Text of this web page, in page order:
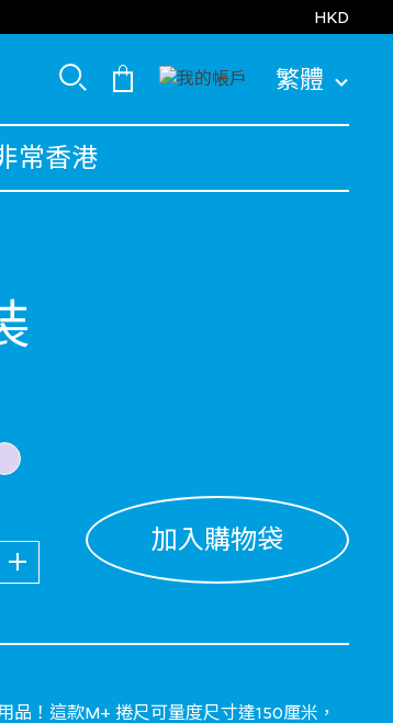
HKD
繁體
常香港
加入購物袋
！這款M+ 捲尺可量度尺寸達150厘米，